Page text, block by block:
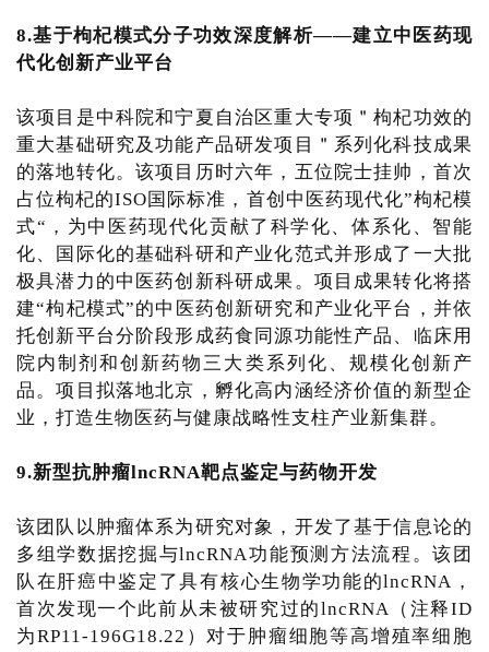
8.基于枸杞模式分子功效深度解析——建立中医药现
代化创新产业平台
该项目是中科院和宁夏自治区重大专项＂枸杞功效的
重大基础研究及功能产品研发项目＂系列化科技成果
的落地转化。该项目历时六年，五位院士挂帅，首次
占位枸杞的ISO国际标准，首创中医药现代化”枸杞模
式“，为中医药现代化贡献了科学化、体系化、智能
化、国际化的基础科研和产业化范式并形成了一大批
极具潜力的中医药创新科研成果。项目成果转化将搭
建“枸杞模式”的中医药创新研究和产业化平台，并依
托创新平台分阶段形成药食同源功能性产品、临床用
院内制剂和创新药物三大类系列化、规模化创新产
品。项目拟落地北京，孵化高内涵经济价值的新型企
业，打造生物医药与健康战略性支柱产业新集群。
9.新型抗肿瘤lncRNA靶点鉴定与药物开发
该团队以肿瘤体系为研究对象，开发了基于信息论的
多组学数据挖掘与lncRNA功能预测方法流程。该团
队在肝癌中鉴定了具有核心生物学功能的lncRNA，
首次发现一个此前从未被研究过的lncRNA（注释ID
为RP11-196G18.22）对于肿瘤细胞等高增殖率细胞